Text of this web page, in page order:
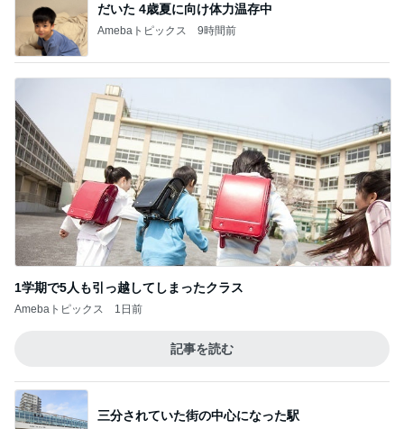
だいた 4歳夏に向け体力温存中
Amebaトピックス 9時間前
1学期で5人も引っ越してしまったクラス
Amebaトピックス 1日前
記事を読む
三分されていた街の中心になった駅